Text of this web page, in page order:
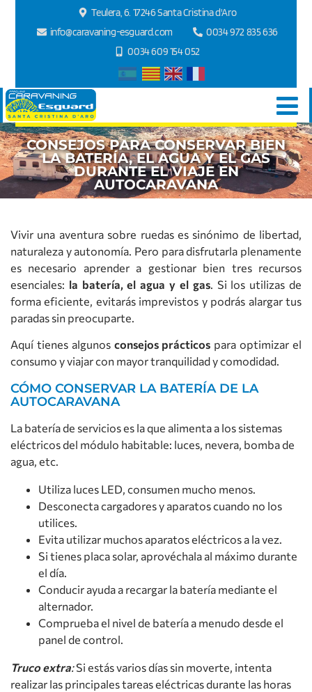
Teulera, 6. 17246 Santa Cristina d'Aro
info@caravaning-esguard.com
0034 972 835 636
0034 609 154 052
CONSEJOS PARA CONSERVAR BIEN
LA BATERÍA, EL AGUA Y EL GAS
DURANTE EL VIAJE EN
AUTOCARAVANA
Vivir una aventura sobre ruedas es sinónimo de libertad,
naturaleza y autonomía. Pero para disfrutarla plenamente
es necesario aprender a gestionar bien tres recursos
esenciales: la batería, el agua y el gas. Si los utilizas de
forma eficiente, evitarás imprevistos y podrás alargar tus
paradas sin preocuparte.
Aquí tienes algunos consejos prácticos para optimizar el
consumo y viajar con mayor tranquilidad y comodidad.
CÓMO CONSERVAR LA BATERÍA DE LA
AUTOCARAVANA
La batería de servicios es la que alimenta a los sistemas
eléctricos del módulo habitable: luces, nevera, bomba de
agua, etc.
Utiliza luces LED, consumen mucho menos.
Desconecta cargadores y aparatos cuando no los
utilices.
Evita utilizar muchos aparatos eléctricos a la vez.
Si tienes placa solar, aprovéchala al máximo durante
el día.
Conducir ayuda a recargar la batería mediante el
alternador.
Comprueba el nivel de batería a menudo desde el
panel de control.
Truco extra:Si estás varios días sin moverte, intenta
realizar las principales tareas eléctricas durante las horas